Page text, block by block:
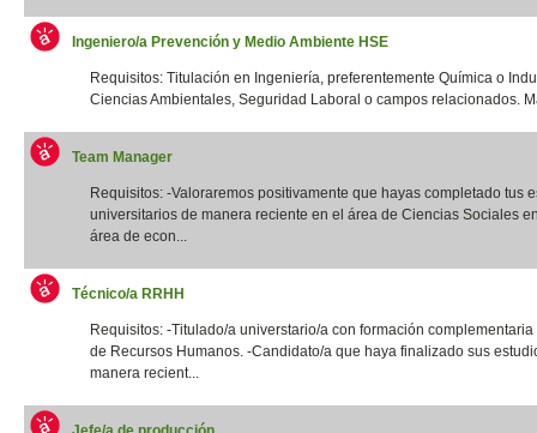
Ingeniero/a Prevención y Medio Ambiente HSE
Requisitos: Titulación en Ingeniería, preferentemente Química o
Ciencias Ambientales, Seguridad Laboral o campos relacionados.
Team Manager
Requisitos: -Valoraremos positivamente que hayas completado tus
universitarios de manera reciente en el área de Ciencias Sociales
área de econ...
Técnico/a RRHH
Requisitos: -Titulado/a universtario/a con formación
de Recursos Humanos. -Candidato/a que haya finalizado sus
manera recient...